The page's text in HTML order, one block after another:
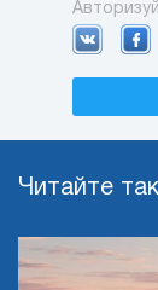
Читайте